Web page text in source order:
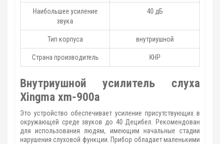
Наибольшее усиление
звука
40 дБ
Тип корпуса внутриушной
Страна производитель КНР
Внутриушной усилитель слуха
Xingma xm-900a
Это устройство обеспечивает усиление присутствующих в
окружающей среде звуков до 40 Децибел. Рекомендован
для использования людям, имеющим начальные стадии
нарушения слуховой функции. Прибор обладает маленькими